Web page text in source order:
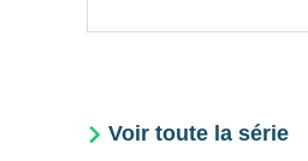
Voir toute la série